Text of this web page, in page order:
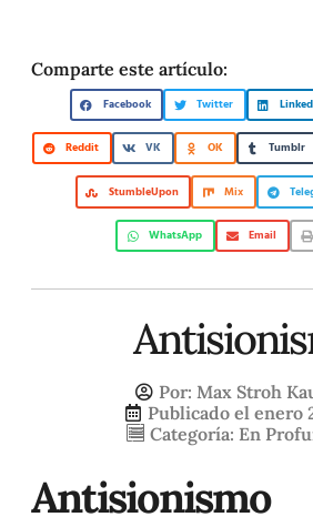
Comparte este artículo:
Facebook Twitter
Reddit VK OK Tumblr
StumbleUpon Mix
WhatsApp Email
Por: Max Stroh
Publicado el enero
Categoría: En
Antisionismo